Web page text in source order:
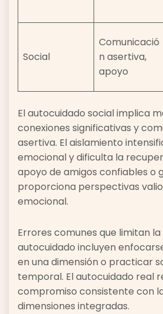
Social
Comunicació
n asertiva,
apoyo
El autocuidado social implica
conexiones significativas y
asertiva. El aislamiento
emocional y dificulta la
apoyo de amigos confiables o
proporciona perspectivas
emocional.
Errores comunes que limitan
autocuidado incluyen
en una dimensión o practicar
temporal. El autocuidado real
compromiso consistente con
dimensiones integradas.